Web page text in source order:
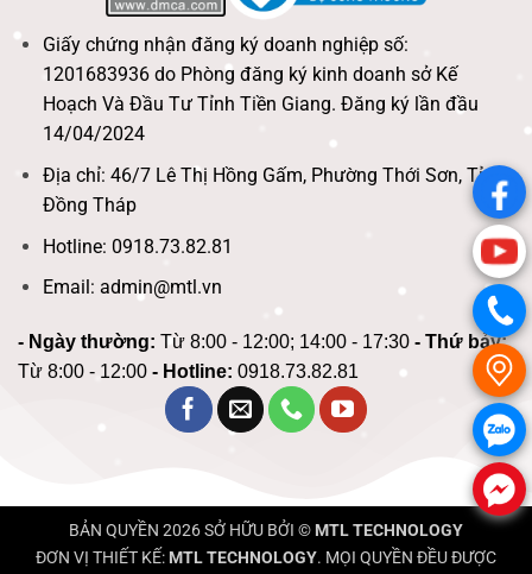
Giấy chứng nhận đăng ký doanh nghiệp số:
1201683936 do Phòng đăng ký kinh doanh sở Kế
Hoạch Và Đầu Tư Tỉnh Tiền Giang. Đăng ký lần đầu
14/04/2024
Địa chỉ: 46/7 Lê Thị Hồng Gấm, Phường Thới Sơn, Tỉnh
Đồng Tháp
Hotline: 0918.73.82.81
Email: admin@mtl.vn
- Ngày thường: Từ 8:00 - 12:00; 14:00 - 17:30 - Thứ bảy:
Từ 8:00 - 12:00 - Hotline: 0918.73.82.81
BẢN QUYỀN 2026 SỞ HỮU BỞI © MTL TECHNOLOGY
ĐƠN VỊ THIẾT KẾ: MTL TECHNOLOGY. MỌI QUYỀN ĐỀU ĐƯỢC
.
.
.
.
.
.